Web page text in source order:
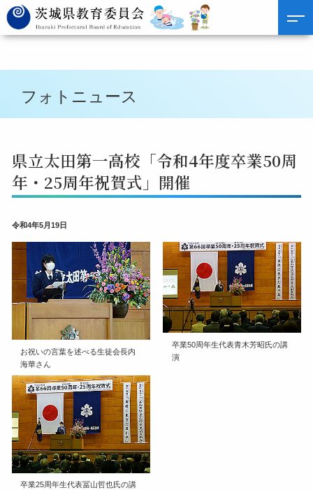
フォトニュース
県立太田第一高校「令和4年度卒業50周
年・25周年祝賀式」開催
令和4年5月19日
お祝いの言葉を述べる生徒会長内
海華さん
卒業50周年生代表青木芳昭氏の講
演
卒業25周年生代表冨山哲也氏の講